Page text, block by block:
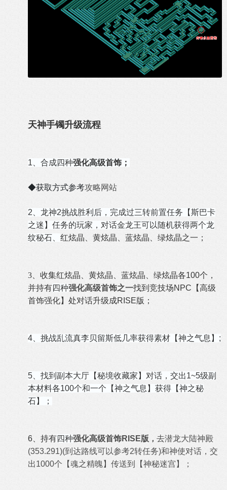
天神手镯升级流程
1、合成四种强化高级首饰；
◆获取方式参考攻略网站
2、龙神2挑战胜利后，完成过三转前置任务【斯巴卡
之迷】任务的玩家，对话金龙王可以随机获得两个龙
纹秘石、 红炫晶、黄炫晶、蓝炫晶、绿炫晶之一；
3、收集红炫晶、黄炫晶、蓝炫晶、绿炫晶各100个，
并持有四种强化高级首饰之一找到竞技场NPC【高级
首饰强化】处对话升级成RISE版；
4、挑战乱流真李贝留斯低几率获得素材【神之气息】;
5、找到副本大厅【秘境收藏家】对话，交出1~5级副
本材料各100个和一个 【神之气息】获得【神之秘
石】
；
6、持有四种强化高级首饰RISE版 ， 去潜龙大陆神殿
(353.291)(到达路线可以参考2转任务)和神使对话，交
出1000个【魂之精魄】传送到【神秘迷宫】；